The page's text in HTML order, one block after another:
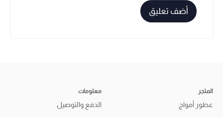
المتجر
عطور أمواج
معلومات
الدفع والتوصيل